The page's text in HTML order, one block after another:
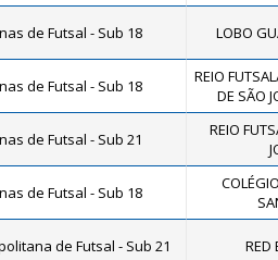
de Futsal - Sub 18 LOBO
de Futsal - Sub 18
REIO
DE SÃO
de Futsal - Sub 21
REIO
de Futsal - Sub 18
de Futsal - Sub 21 RED